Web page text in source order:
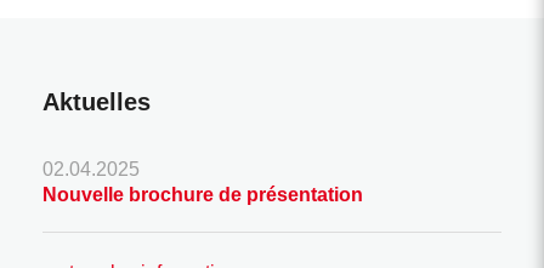
Aktuelles
02.04.2025
Nouvelle brochure de présentation